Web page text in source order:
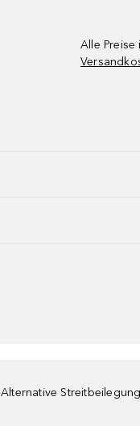
Alle Preise
Alternative Streitbeilegung